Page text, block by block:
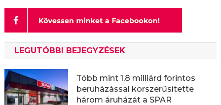
LEGUTÓBBI BEJEGYZÉSEK
Több mint 1,8 milliárd forintos
beruházással korszerűsítette
három áruházát a SPAR